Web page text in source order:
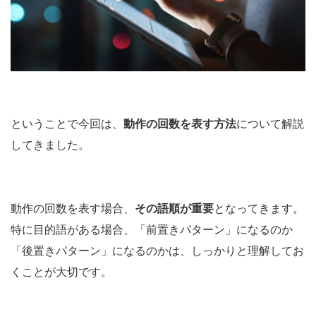
ということで今回は、 動作の回数を表す方法について解説
してきました。
動作の回数を表す場合、 その語順が重要となってきます。
特に目的語がある場合、「前置きパターン」になるのか
「後置きパターン」になるのかは、しっかりと理解してお
くことが大切です。